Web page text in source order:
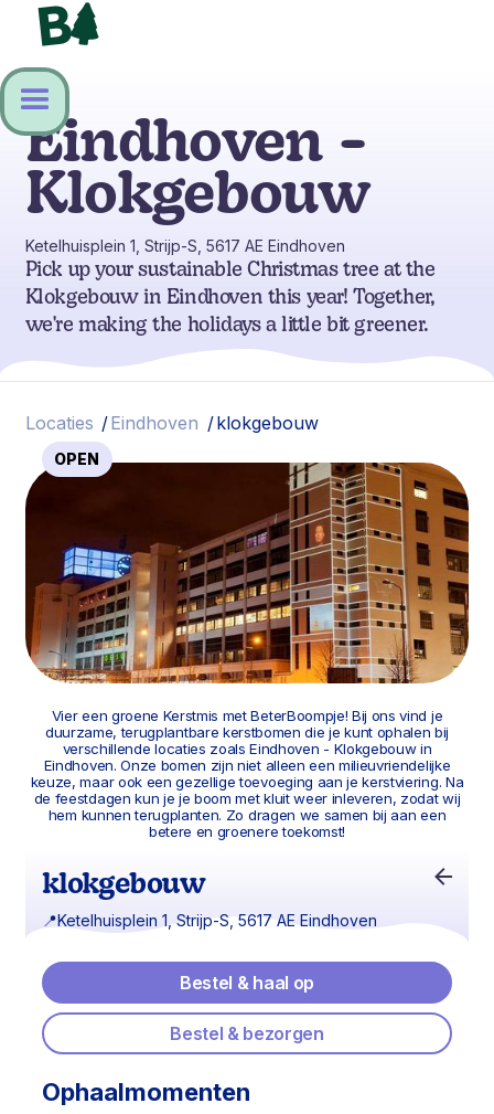
Eindhoven -
Klokgebouw
Ketelhuisplein 1, Strijp-S, 5617 AE Eindhoven
Pick up your sustainable Christmas tree at the
Klokgebouw in Eindhoven this year! Together,
we're making the holidays a little bit greener.
Locaties /Eindhoven /klokgebouw
OPEN
Vier een groene Kerstmis met BeterBoompje! Bij ons vind je
duurzame, terugplantbare kerstbomen die je kunt ophalen bij
verschillende locaties zoals Eindhoven - Klokgebouw in
Eindhoven. Onze bomen zijn niet alleen een milieuvriendelijke
keuze, maar ook een gezellige toevoeging aan je kerstviering. Na
de feestdagen kun je je boom met kluit weer inleveren, zodat wij
hem kunnen terugplanten. Zo dragen we samen bij aan een
betere en groenere toekomst!
klokgebouw
📍Ketelhuisplein 1, Strijp-S, 5617 AE Eindhoven
Bestel & haal op
Bestel & bezorgen
Ophaalmomenten